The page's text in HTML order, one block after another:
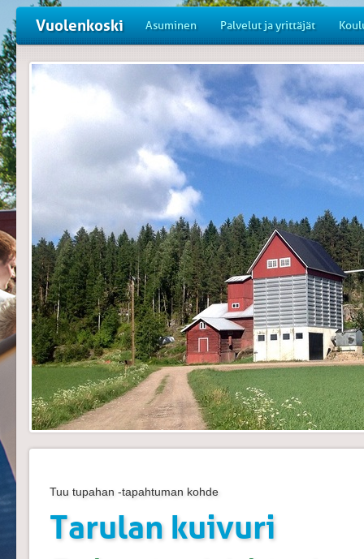
Vuolenkoski Asuminen Palvelut ja yrittäjät
Tuu tupahan -tapahtuman kohde
Tarulan kuivuri